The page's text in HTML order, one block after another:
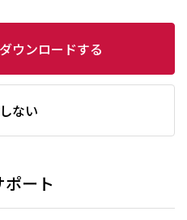
ウンロードする
ない
ート